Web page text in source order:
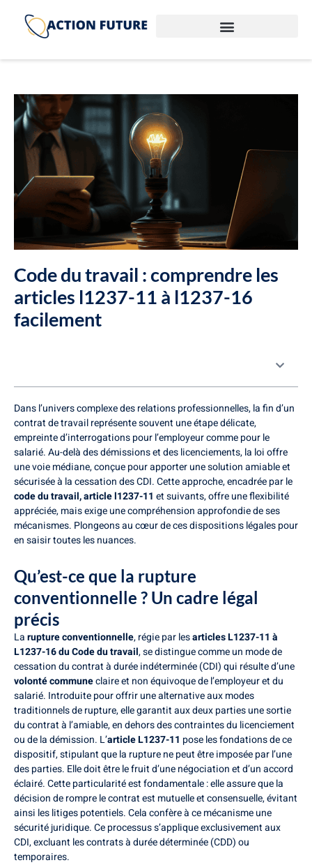
Code du travail : comprendre les
articles l1237-11 à l1237-16
facilement
Dans l’univers complexe des relations professionnelles, la fin d’un
contrat de travail représente souvent une étape délicate,
empreinte d’interrogations pour l’employeur comme pour le
salarié. Au-delà des démissions et des licenciements, la loi offre
une voie médiane, conçue pour apporter une solution amiable et
sécurisée à la cessation des CDI. Cette approche, encadrée par le
code du travail, article l1237-11 et suivants, offre une flexibilité
appréciée, mais exige une compréhension approfondie de ses
mécanismes. Plongeons au cœur de ces dispositions légales pour
en saisir toutes les nuances.
Qu’est-ce que la rupture
conventionnelle ? Un cadre légal
précis
Larupture conventionnelle, régie par lesarticles L1237-11 à
L1237-16 du Code du travail, se distingue comme un mode de
cessation du contrat à durée indéterminée (CDI) qui résulte d’une
volonté communeclaire et non équivoque de l’employeur et du
salarié. Introduite pour offrir une alternative aux modes
traditionnels de rupture, elle garantit aux deux parties une sortie
du contrat à l’amiable, en dehors des contraintes du licenciement
ou de la démission. L’article L1237-11 pose les fondations de ce
dispositif, stipulant que la rupture ne peut être imposée par l’une
des parties. Elle doit être le fruit d’une négociation et d’un accord
éclairé. Cette particularité est fondamentale : elle assure que la
décision de rompre le contrat est mutuelle et consensuelle, évitant
ainsi les litiges potentiels. Cela confère à ce mécanisme une
sécurité juridique. Ce processus s’applique exclusivement aux
CDI, excluant les contrats à durée déterminée (CDD) ou
temporaires.